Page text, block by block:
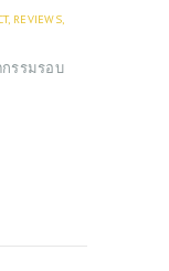
, REVIEWS
กรรมรอบ